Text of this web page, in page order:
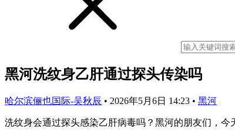
黑河洗纹身乙肝通过探头传染吗
哈尔滨俪也国际-吴秋辰 • 2026年5月6日 14:23 • 黑河
洗纹身会通过探头感染乙肝病毒吗？黑河的朋友们，今